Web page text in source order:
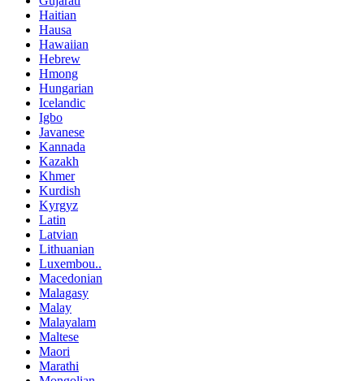
Haitian
Hausa
Hawaiian
Hebrew
Hmong
Hungarian
Icelandic
Igbo
Javanese
Kannada
Kazakh
Khmer
Kurdish
Kyrgyz
Latin
Latvian
Lithuanian
Luxembou..
Macedonian
Malagasy
Malay
Malayalam
Maltese
Maori
Marathi